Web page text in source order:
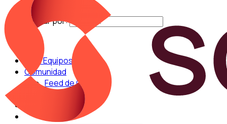
Buscar por:
Para Equipos
Comunidad
Feed de Cocina